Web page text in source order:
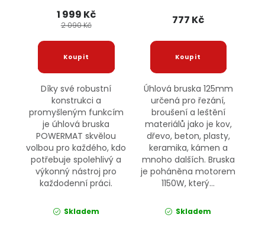
1 999 Kč
2 090 Kč
Díky své robustní
konstrukci a
promyšleným funkcím
je úhlová bruska
POWERMAT skvělou
volbou pro každého, kdo
potřebuje spolehlivý a
výkonný nástroj pro
každodenní práci.
Skladem
777 Kč
Úhlová bruska 125mm
určená pro řezání,
broušení a leštění
materiálů jako je kov,
dřevo, beton, plasty,
keramika, kámen a
mnoho dalších. Bruska
je poháněna motorem
1150W, který...
Skladem